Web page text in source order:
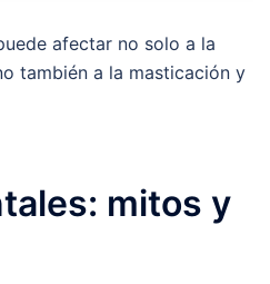
afectar no solo a la
también a la masticación y
mitos y